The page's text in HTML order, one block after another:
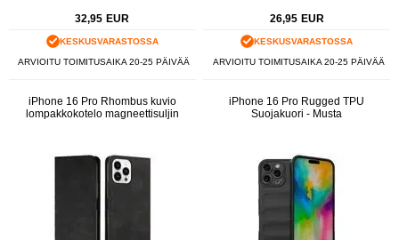
32,95 EUR
KESKUSVARASTOSSA
ARVIOITU TOIMITUSAIKA 20-25 PÄIVÄÄ
26,95 EUR
KESKUSVARASTOSSA
ARVIOITU TOIMITUSAIKA 20-25 PÄIVÄÄ
iPhone 16 Pro Rhombus kuvio
lompakkokotelo magneettisuljin
iPhone 16 Pro Rugged TPU
Suojakuori - Musta